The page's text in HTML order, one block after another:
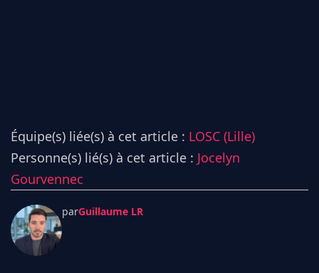
Équipe(s) liée(s) à cet article : LOSC (Lille)
Personne(s) lié(s) à cet article : Jocelyn
Gourvennec
parGuillaume LR